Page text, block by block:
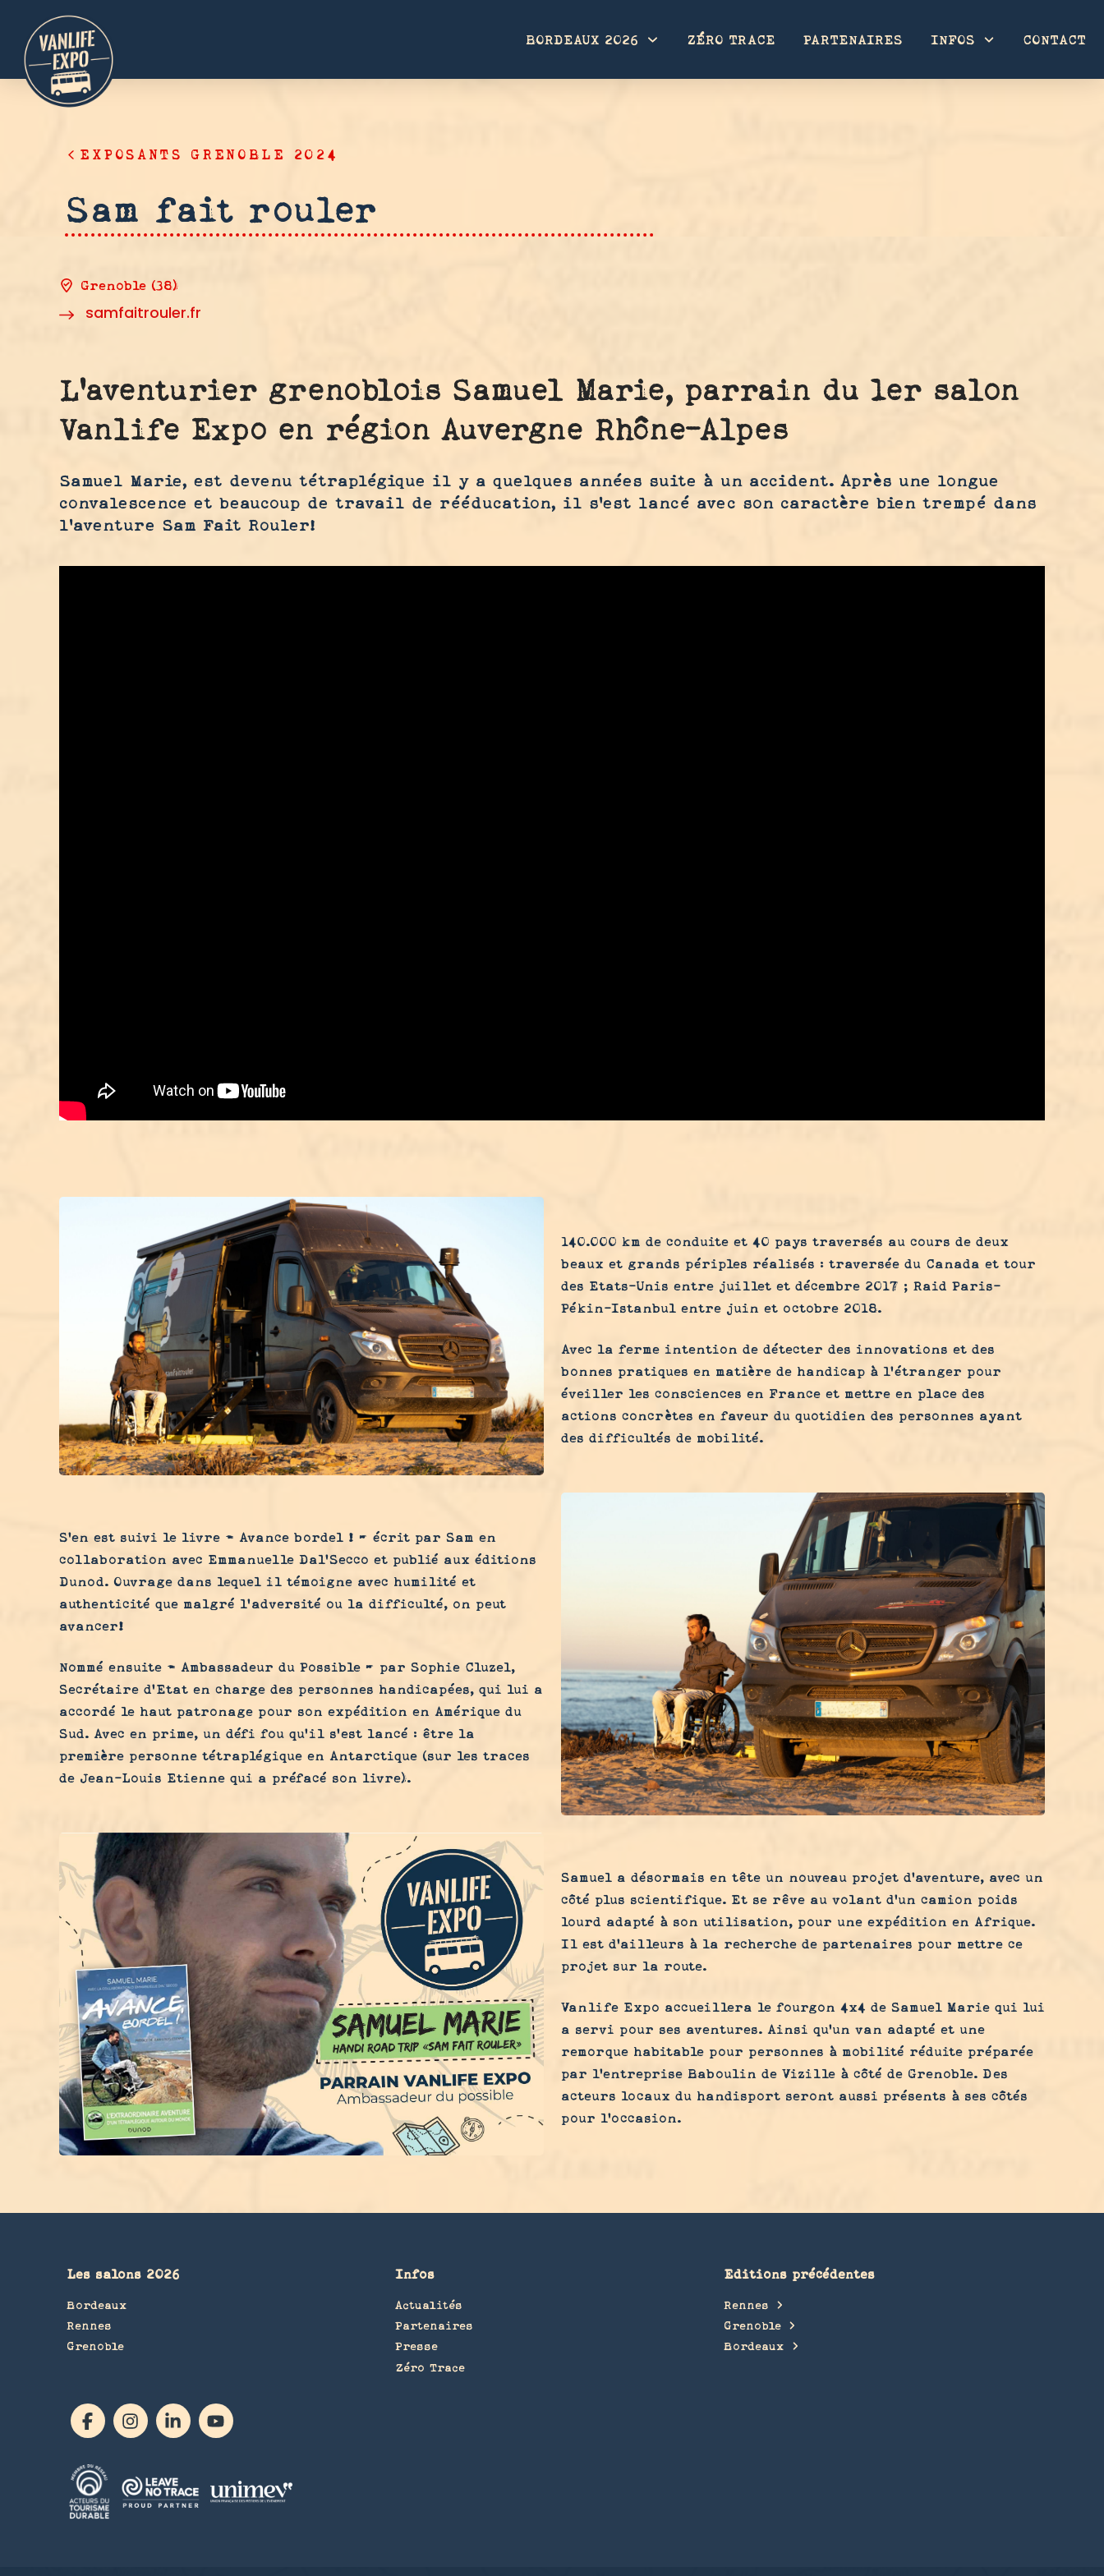
BORDEAUX 2026 ZÉRO TRACE PARTENAIRES INFOS CONTACT
EXPOSANTS GRENOBLE 2024
Sam fait rouler
Grenoble (38)
samfaitrouler.fr
L'aventurier grenoblois Samuel Marie, parrain du 1er salon
Vanlife Expo en région Auvergne Rhône-Alpes
Samuel Marie, est devenu tétraplégique il y a quelques années suite à un accident. Après une longue
convalescence et beaucoup de travail de rééducation, il s'est lancé avec son caractère bien trempé dans
l'aventure Sam Fait Rouler!
140.000 km de conduite et 40 pays traversés au cours de deux
beaux et grands périples réalisés : traversée du Canada et tour
des Etats-Unis entre juillet et décembre 2017 ; Raid Paris-
Pékin-Istanbul entre juin et octobre 2018.
Avec la ferme intention de détecter des innovations et des
bonnes pratiques en matière de handicap à l’étranger pour
éveiller les consciences en France et mettre en place des
actions concrètes en faveur du quotidien des personnes ayant
des difficultés de mobilité.
S'en est suivi le livre « Avance bordel ! » écrit par Sam en
collaboration avec Emmanuelle Dal’Secco et publié aux éditions
Dunod. Ouvrage dans lequel il témoigne avec humilité et
authenticité que malgré l’adversité ou la difficulté, on peut
avancer!
Nommé ensuite « Ambassadeur du Possible » par Sophie Cluzel,
Secrétaire d’Etat en charge des personnes handicapées, qui lui a
accordé le haut patronage pour son expédition en Amérique du
Sud. Avec en prime, un défi fou qu’il s’est lancé : être la
première personne tétraplégique en Antarctique (sur les traces
de Jean-Louis Etienne qui a préfacé son livre).
Samuel a désormais en tête un nouveau projet d'aventure, avec un
côté plus scientifique. Et se rêve au volant d'un camion poids
lourd adapté à son utilisation, pour une expédition en Afrique.
Il est d'ailleurs à la recherche de partenaires pour mettre ce
projet sur la route.
Vanlife Expo accueillera le fourgon 4x4 de Samuel Marie qui lui
a servi pour ses aventures. Ainsi qu'un van adapté et une
remorque habitable pour personnes à mobilité réduite préparée
par l'entreprise Baboulin de Vizille à côté de Grenoble. Des
acteurs locaux du handisport seront aussi présents à ses côtés
pour l'occasion.
Les salons 2026
Bordeaux
Rennes
Grenoble
Infos
Actualités
Partenaires
Presse
Zéro Trace
Editions précédentes
Rennes
Grenoble
Bordeaux